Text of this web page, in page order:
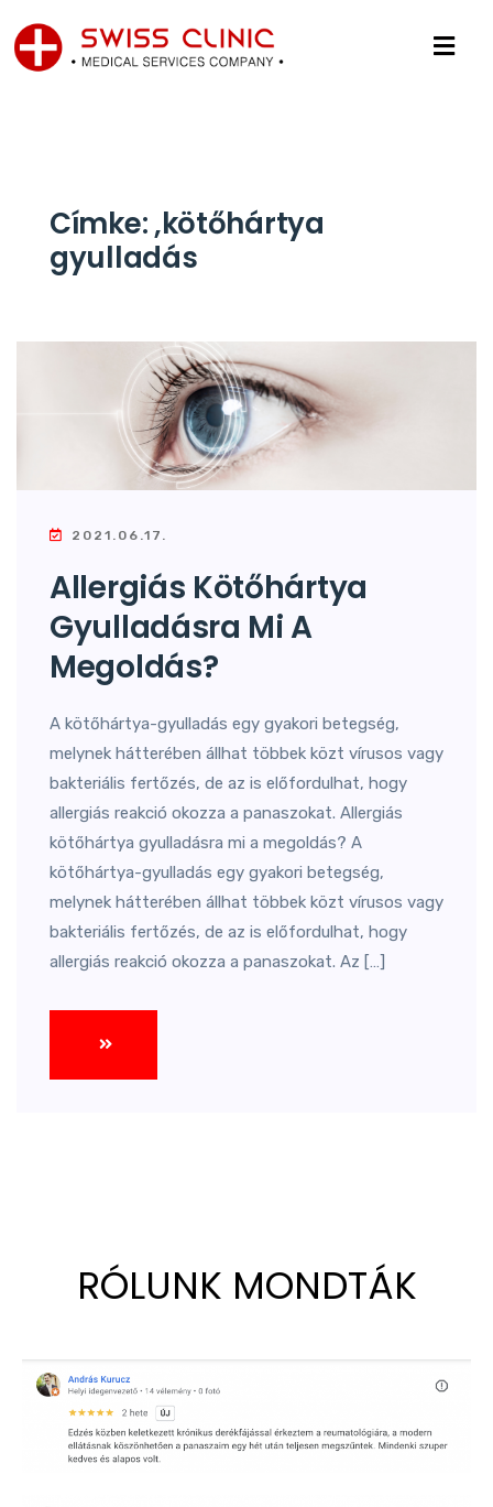
Címke:,kötőhártya
gyulladás
2021.06.17.
Allergiás Kötőhártya
Gyulladásra Mi A
Megoldás?
A kötőhártya-gyulladás egy gyakori betegség,
melynek hátterében állhat többek közt vírusos vagy
bakteriális fertőzés, de az is előfordulhat, hogy
allergiás reakció okozza a panaszokat. Allergiás
kötőhártya gyulladásra mi a megoldás? A
kötőhártya-gyulladás egy gyakori betegség,
melynek hátterében állhat többek közt vírusos vagy
bakteriális fertőzés, de az is előfordulhat, hogy
allergiás reakció okozza a panaszokat. Az […]
RÓLUNK MONDTÁK